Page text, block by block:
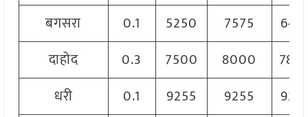
बगसरा
0.1 5250 7575
दाहोद
0.3 7500 8000
धरी
0.1 9255 9255